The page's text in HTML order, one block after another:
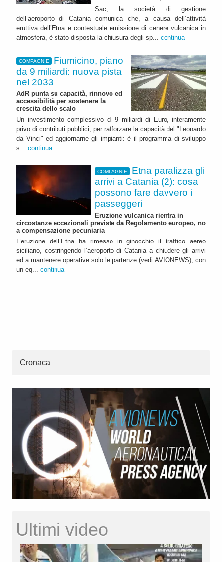
Sac, la società di gestione
dell’aeroporto di Catania comunica che, a causa dell’attività
eruttiva dell’Etna e contestuale emissione di cenere vulcanica in
atmosfera, è stato disposta la chiusura degli sp... continua
COMPAGNIE
Fiumicino, piano
da 9 miliardi: nuova pista
nel 2033
AdR punta su capacità, rinnovo ed
accessibilità per sostenere la
crescita dello scalo
Un investimento complessivo di 9 miliardi di Euro, interamente
privo di contributi pubblici, per rafforzare la capacità del "Leonardo
da Vinci" ed aggiornarne gli impianti: è il programma di sviluppo
s... continua
COMPAGNIE
Etna paralizza gli
arrivi a Catania (2): cosa
possono fare davvero i
passeggeri
Eruzione vulcanica rientra in
circostanze eccezionali previste da Regolamento europeo, no
a compensazione pecuniaria
L’eruzione dell’Etna ha rimesso in ginocchio il traffico aereo
siciliano, costringendo l’aeroporto di Catania a chiudere gli arrivi
ed a mantenere operative solo le partenze (vedi AVIONEWS), con
un eq... continua
Cronaca
Ultimi video